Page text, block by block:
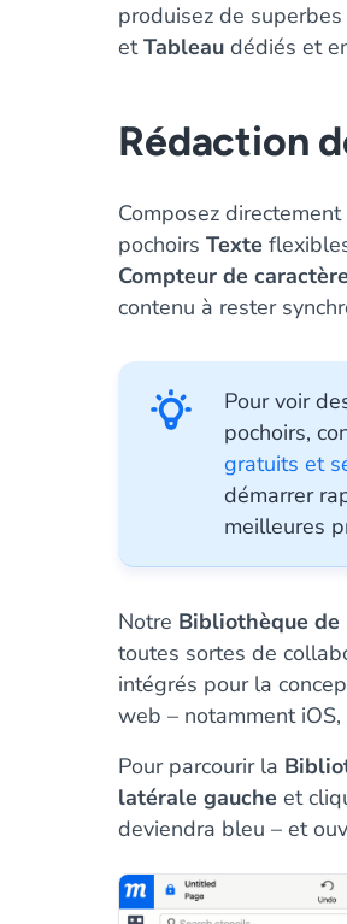
produisez de
etTableau dédiés et
Rédaction
Composez
pochoirs Texte
Compteur de
contenu à rester
Pour voir
pochoirs,
gratuits et
démarrer
meilleures
Notre Bibliothèque de
toutes sortes de
intégrés pour la
web – notamment
Pour parcourir la
latérale gauche et
deviendra bleu – et